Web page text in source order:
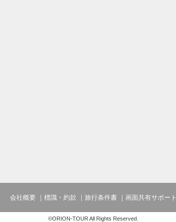
会社概要 標識・約款 旅行条件書 画面共有サポート
©ORION-TOUR All Rights Reserved.